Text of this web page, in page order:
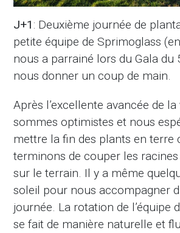
J+1 : Deuxième journée de
petite équipe de Sprimoglass
nous a parrainé lors du Gala du
nous donner un coup de main.
Après l’excellente avancée de
sommes optimistes et nous
mettre la fin des plants en terre
terminons de couper les
sur le terrain. Il y a même
soleil pour nous accompagner
journée. La rotation de l’équipe
se fait de manière naturelle et